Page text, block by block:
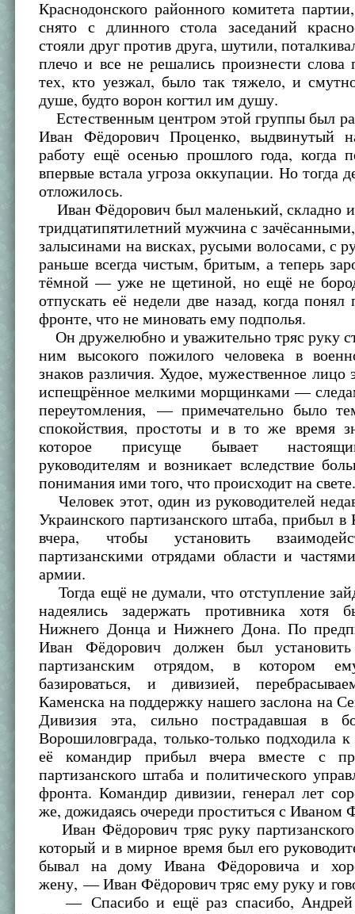
Краснодонского районного комитета
снято с длинного стола заседаний
стояли друг против друга, шутили,
плечо и все не решались произнести
тех, кто уезжал, было так тяжело, и
душе, будто ворон когтил им душу.
Естественным центром этой группы был
Иван Фёдорович Проценко, выдвинутый
работу ещё осенью прошлого года, когда
впервые встала угроза оккупации. Но тогда
отложилось.
Иван Фёдорович был маленький, складно
тридцатипятилетний мужчина с
залысинами на висках, русыми волосами, с
раньше всегда чистым, бритым, а теперь
тёмной — уже не щетиной, но ещё не
отпускать её недели две назад, когда
фронте, что не миновать ему подполья.
Он дружелюбно и уважительно тряс руку
ним высокого пожилого человека в
знаков различия. Худое, мужественное лицо
испещрённое мелкими морщинками —
переутомления, — примечательно было
спокойствия, простоты и в то же время
которое присуще бывает
руководителям и возникает вследствие
понимания ими того, что происходит на
Человек этот, один из руководителей
Украинского партизанского штаба, прибыл
вчера, чтобы установить
партизанскими отрядами области и
армии.
Тогда ещё не думали, что отступление
надеялись задержать противника
Нижнего Донца и Нижнего Дона. По
Иван Фёдорович должен был
партизанским отрядом, в котором
базироваться, и дивизией,
Каменска на поддержку нашего заслона на
Дивизия эта, сильно пострадавшая в
Ворошиловграда, только-только подходила
её командир прибыл вчера вместе с
партизанского штаба и политического
фронта. Командир дивизии, генерал лет
же, дожидаясь очереди проститься с Иваном
Иван Фёдорович тряс руку партизанского
который и в мирное время был его
бывал на дому Ивана Фёдоровича и
жену, — Иван Фёдорович тряс ему руку и
— Спасибо и ещё раз спасибо, Андрей